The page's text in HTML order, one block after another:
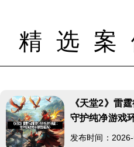
精选
《天堂2》雷
守护纯净游戏
发布时间：